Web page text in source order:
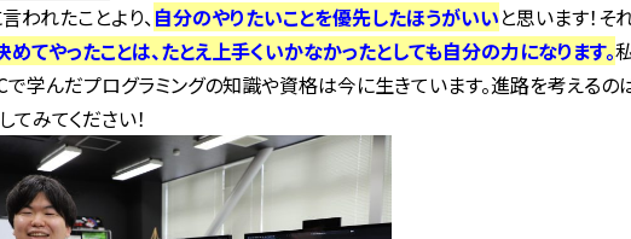
われたことより、自分のやりたいことを優先したほうがいいと思います！
めてやったことは、たとえ上手くいかなかったとしても自分の力になります。
で学んだプログラミングの知識や資格は今に生きています。進路を考える
てみてください！